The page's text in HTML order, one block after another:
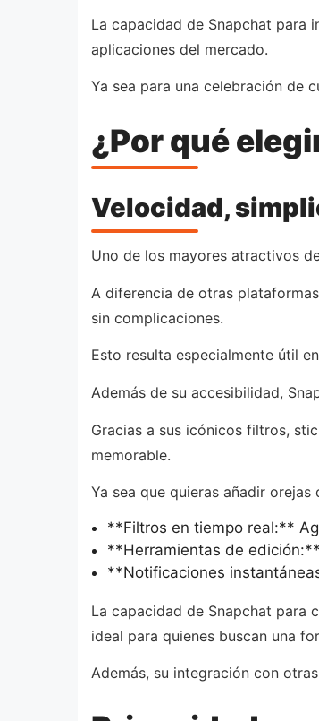
La capacidad de Snapchat para
aplicaciones del mercado.
Ya sea para una celebración de
¿Por qué
Velocidad,
Uno de los mayores atractivos
A diferencia de otras
sin complicaciones.
Esto resulta especialmente útil
Además de su accesibilidad,
Gracias a sus icónicos filtros,
memorable.
Ya sea que quieras añadir
**Filtros en tiempo real:**
**Herramientas de
**Notificaciones
La capacidad de Snapchat para
ideal para quienes buscan una
Además, su integración con